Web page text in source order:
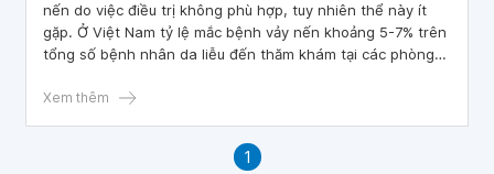
nến do việc điều trị không phù hợp, tuy nhiên thể này ít
gặp. Ở Việt Nam tỷ lệ mắc bệnh vảy nến khoảng 5-7% trên
tổng số bệnh nhân da liễu đến thăm khám tại các phòng
Xem thêm
1